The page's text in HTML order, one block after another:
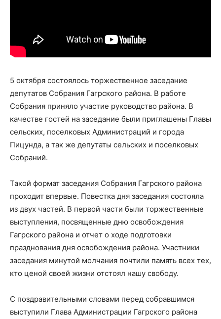
5 октября состоялось торжественное заседание
депутатов Собрания Гагрского района. В работе
Собрания приняло участие руководство района. В
качестве гостей на заседание были приглашены Главы
сельских, поселковых Администраций и города
Пицунда, а так же депутаты сельских и поселковых
Собраний.
Такой формат заседания Собрания Гагрского района
проходит впервые. Повестка дня заседания состояла
из двух частей. В первой части были торжественные
выступления, посвященные дню освобождения
Гагрского района и отчет о ходе подготовки
празднования дня освобождения района. Участники
заседания минутой молчания почтили память всех тех,
кто ценой своей жизни отстоял нашу свободу.
С поздравительными словами перед собравшимся
выступили Глава Администрации Гагрского района